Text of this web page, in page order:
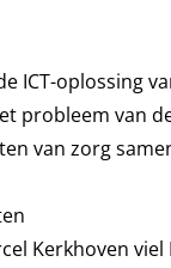
ICT-oplossing
probleem van
van zorg
Kerkhoven viel